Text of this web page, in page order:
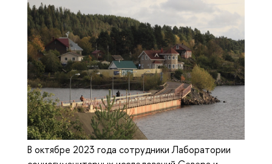
В октябре 2023 года сотрудники Лаборатории